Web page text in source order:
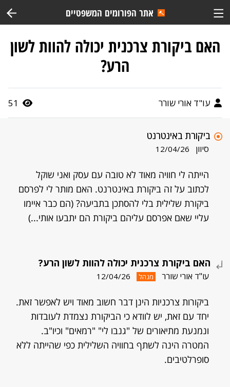
אתר הפורומים המשפטיים
האם ביקורת צרכנית יכולה להוות לשון
הרע?
עו"ד אורי שורר 51
ביקורת באינטרנט
סיוון 12/04/26
הייתה לי חוויה מאוד לא טובה עם עסק ואני שוקל
לכתוב על זה ביקורת באינטרנט. האם מותר לי לפרסם
ביקורת שלילית בלי להסתכן בתביעה? (הם כבר איימו
עליי שאם אפרסם עליהם ביקורת הם יתבעו אותי...)
האם ביקורת צרכנית יכולה להוות לשון הרע?
עו"ד אורי שורר מנהל 12/04/26
ביקורות צרכניות הינן דבר חשוב מאוד ויש לאפשר זאת.
יחד עם זאת, יש לוודא כי הביקורת נצמדת לעובדות
ונמנעת מתיאורים של "גנבו לי" "רמאים" וכיו"ב.
המטרה הינה לשתף בחוויה השלילית כפי שהייתה ללא
סופרלטיבים.